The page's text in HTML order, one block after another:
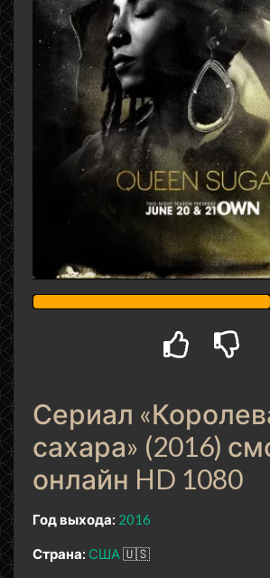
Сериал
сахара» (2016)
онлайн HD 1080
Год выхода: 2016
Страна: США 🇺🇸